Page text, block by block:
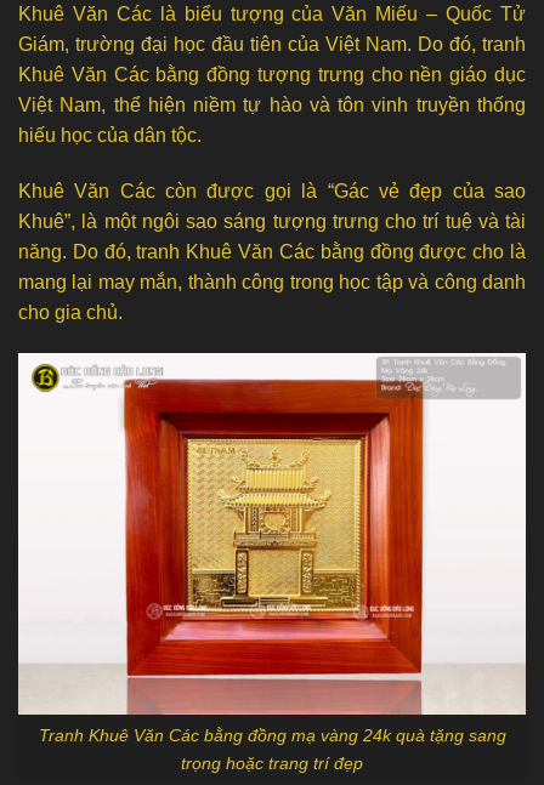
Khuê Văn Các là biểu tượng của Văn Miếu – Quốc Tử
Giám, trường đại học đầu tiên của Việt Nam. Do đó, tranh
Khuê Văn Các bằng đồng tượng trưng cho nền giáo dục
Việt Nam, thể hiện niềm tự hào và tôn vinh truyền thống
hiếu học của dân tộc.
Khuê Văn Các còn được gọi là “Gác vẻ đẹp của sao
Khuê”, là một ngôi sao sáng tượng trưng cho trí tuệ và tài
năng. Do đó, tranh Khuê Văn Các bằng đồng được cho là
mang lại may mắn, thành công trong học tập và công danh
cho gia chủ.
Tranh Khuê Văn Các bằng đồng mạ vàng 24k quà tặng sang
trọng hoặc trang trí đẹp